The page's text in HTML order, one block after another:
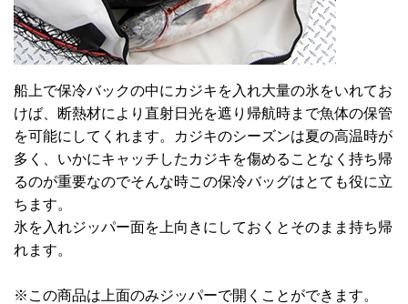
船上で保冷バックの中にカジキを入れ大量の氷をいれてお
けば、断熱材により直射日光を遮り帰航時まで魚体の保管
を可能にしてくれます。カジキのシーズンは夏の高温時が
多く、いかにキャッチしたカジキを傷めることなく持ち帰
るのが重要なのでそんな時この保冷バッグはとても役に立
ちます。
氷を入れジッパー面を上向きにしておくとそのまま持ち帰
れます。
※この商品は上面のみジッパーで開くことができます。